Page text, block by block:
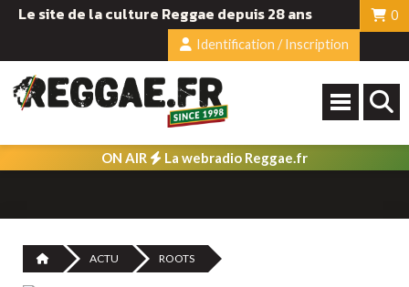
Le site de la culture Reggae depuis 28 ans
0
Identification / Inscription
ON AIR La webradio Reggae.fr
ACTU ROOTS